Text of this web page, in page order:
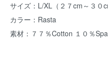
サイズ：L/XL（２７cm～３０
カラー：Rasta
素材：７７％Cotton １０％